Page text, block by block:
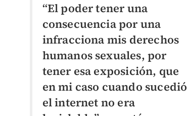
“El poder tener una
consecuencia por una
infracciona mis derechos
humanos sexuales, por
tener esa exposición, que
en mi caso cuando sucedió
el internet no era